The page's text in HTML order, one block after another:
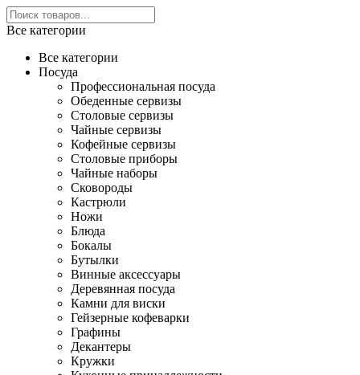
Все категории
Все категории
Посуда
Профессиональная посуда
Обеденные сервизы
Столовые сервизы
Чайные сервизы
Кофейные сервизы
Столовые приборы
Чайные наборы
Сковороды
Кастрюли
Ножи
Блюда
Бокалы
Бутылки
Винные аксессуары
Деревянная посуда
Камни для виски
Гейзерные кофеварки
Графины
Декантеры
Кружки